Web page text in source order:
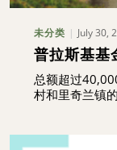
未分类 July 30,
普拉斯基基
总额超过
村和里奇兰镇